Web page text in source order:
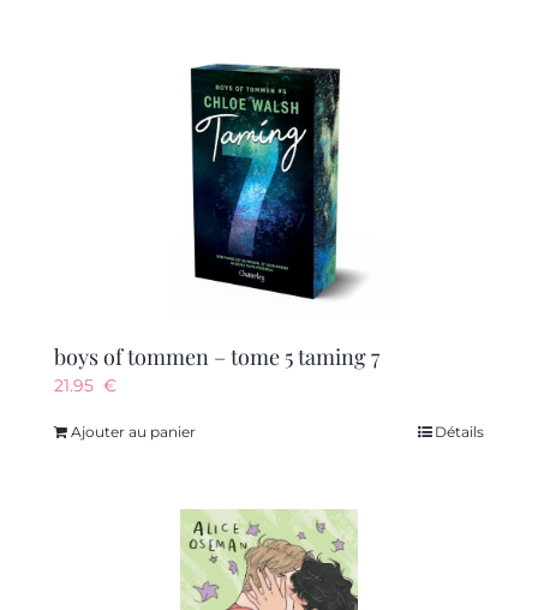
boys of tommen – tome 5 taming 7
21.95 €
Ajouter au panier Détails